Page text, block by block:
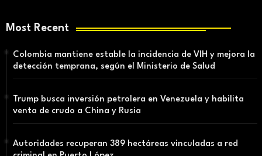
Most Recent
Colombia mantiene estable la incidencia de VIH y mejora la
detección temprana, según el Ministerio de Salud
Trump busca inversión petrolera en Venezuela y habilita
venta de crudo a China y Rusia
Autoridades recuperan 389 hectáreas vinculadas a red